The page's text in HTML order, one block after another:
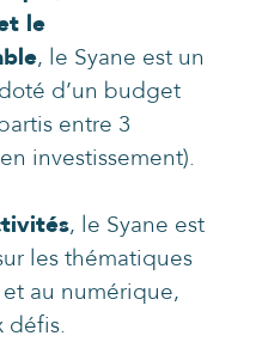
le
, le Syane est un
d’un budget
entre 3
investissement).
, le Syane est
les thématiques
au numérique,
défis.